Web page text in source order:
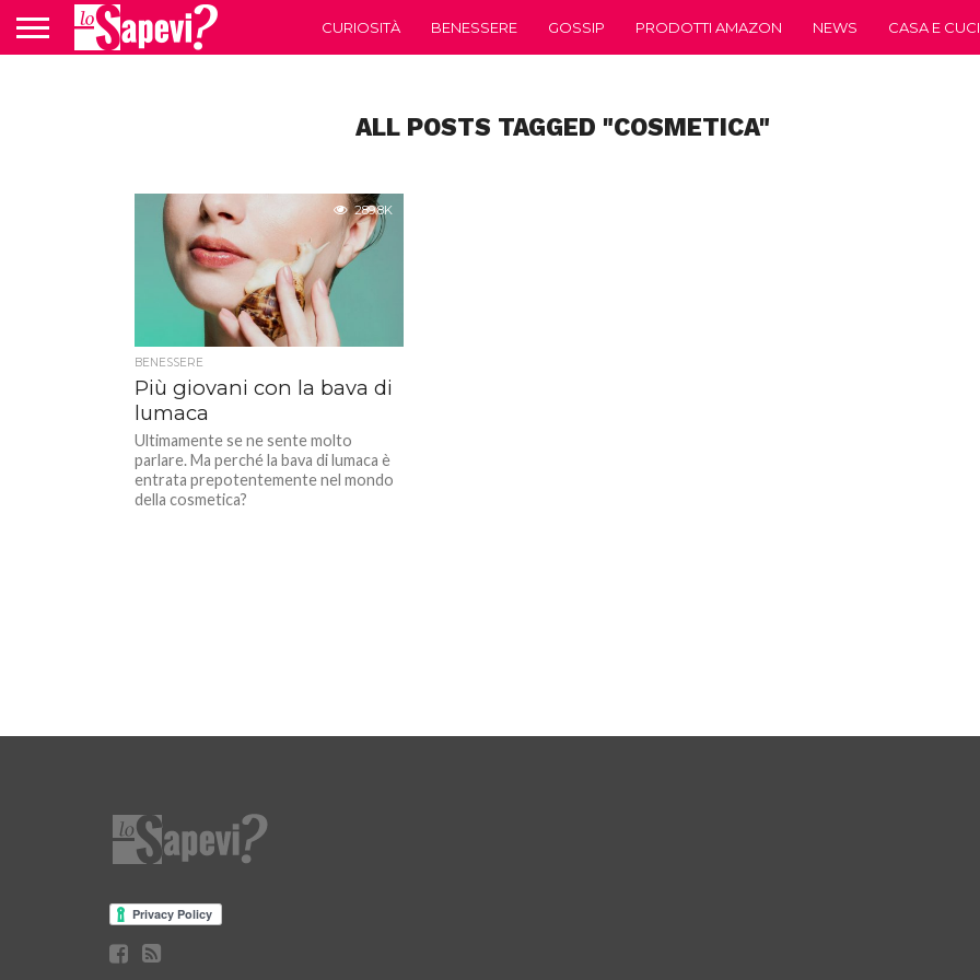
CURIOSITÀ BENESSERE GOSSIP PRODOTTI AMAZON NEWS CASA E
ALL POSTS TAGGED "COSMETICA"
289.8K
BENESSERE
Più giovani con la bava di
lumaca
Ultimamente se ne sente molto
parlare. Ma perché la bava di lumaca è
entrata prepotentemente nel mondo
della cosmetica?